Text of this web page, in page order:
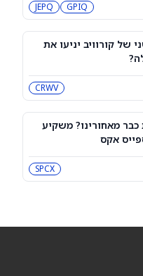
של קורוויב
כבר מאחורינו?
מיקרון או SK hynix: מניית שבבי AI אחת
MU
SKHY
GPIQ
JEPQ
של קורוויב יניעו את
CRWV
מאחורינו? משקיע
אקס
SPCX